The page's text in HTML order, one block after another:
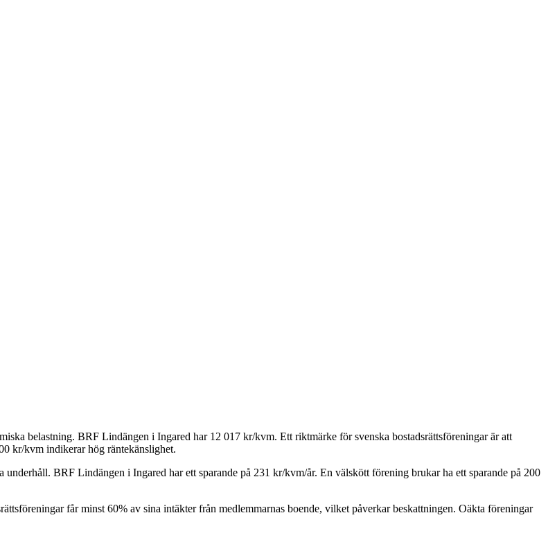
belastning. BRF Lindängen i Ingared har 12 017 kr/kvm. Ett riktmärke för svenska bostadsrättsföreningar är att
kr/kvm indikerar hög räntekänslighet.
underhåll. BRF Lindängen i Ingared har ett sparande på 231 kr/kvm/år. En välskött förening brukar ha ett sparande på 200
får minst 60% av sina intäkter från medlemmarnas boende, vilket påverkar beskattningen. Oäkta föreningar